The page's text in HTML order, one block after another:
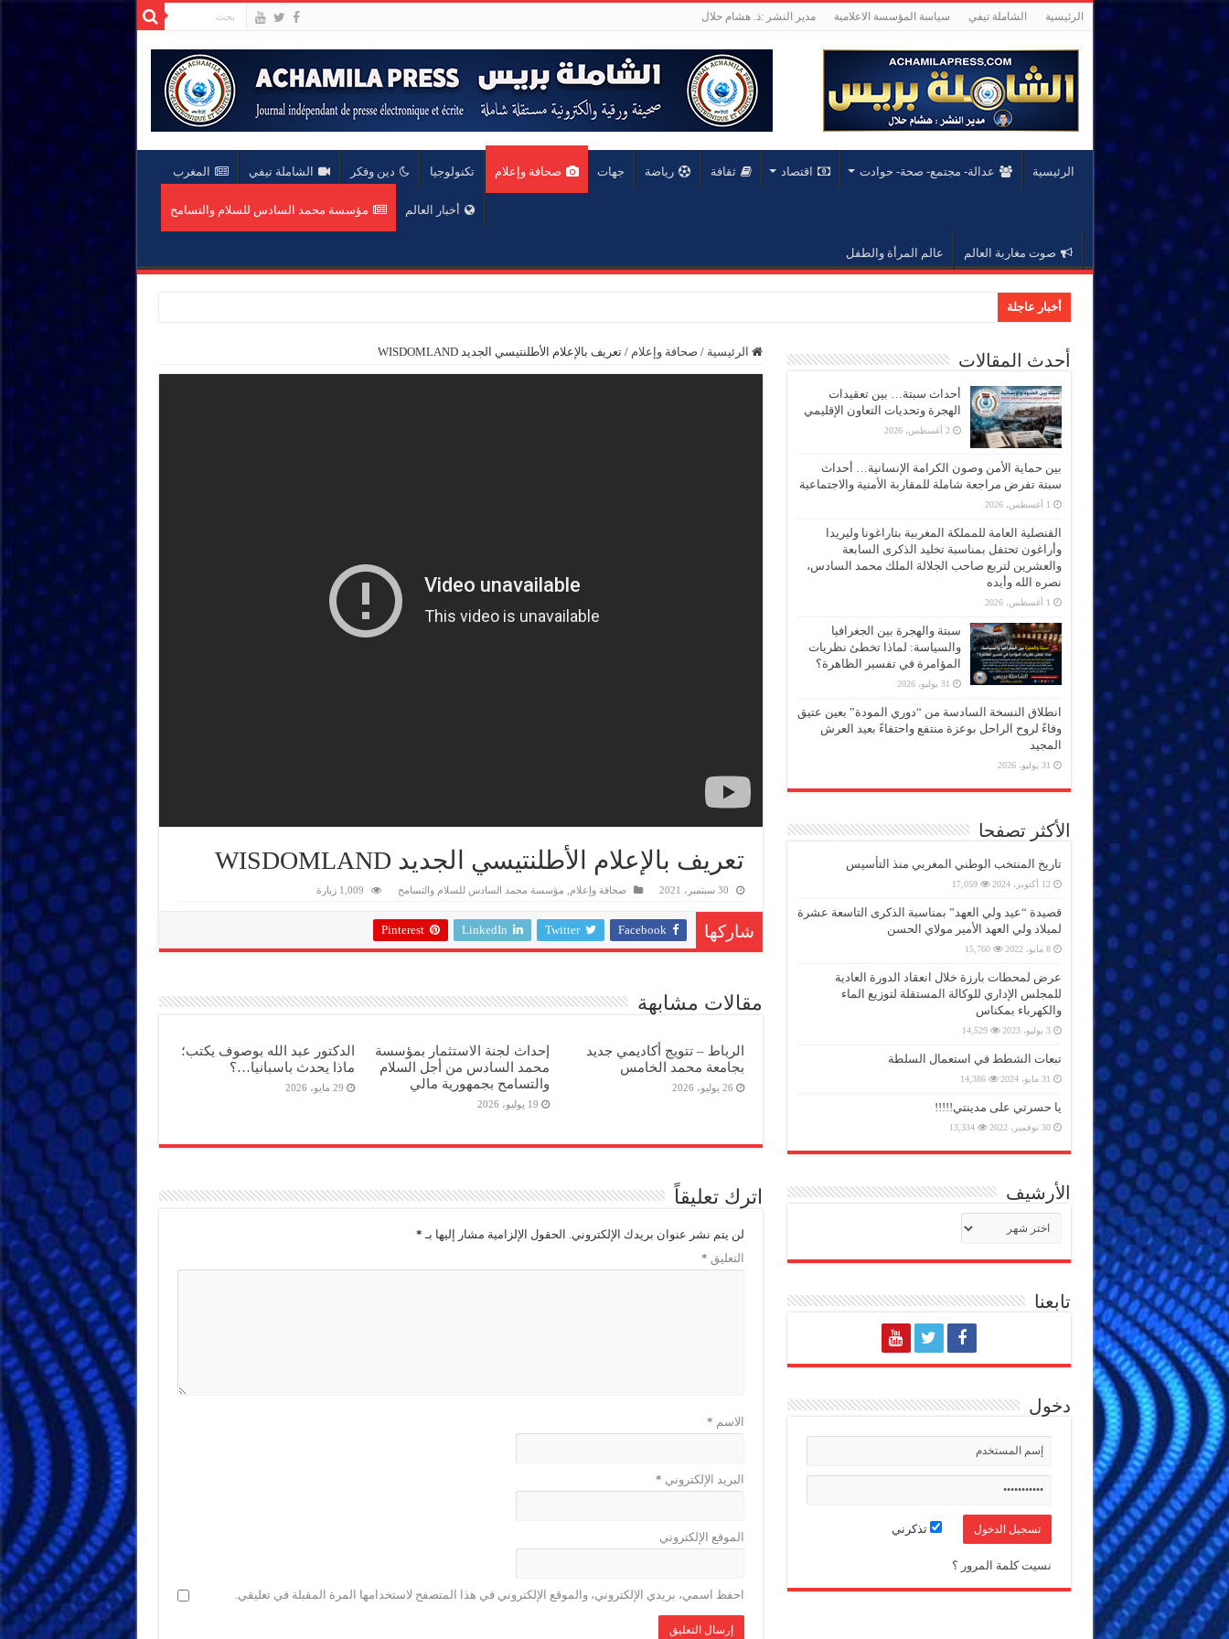
الرئيسية الشاملة تيفي سياسة المؤسسة الاعلامية مدير النشر :ذ. هشام حلال
الرئيسية عدالة- مجتمع- صحة- حوادت اقتصاد ثقافة رياضة جهات صحافة وإعلام تكنولوجيا دين وفكر الشاملة تيفي المغرب
أخبار العالم مؤسسة محمد السادس للسلام والتسامح
صوت مغاربة العالم عالم المرأة والطفل
أخبار عاجلة
الرئيسية / صحافة وإعلام / تعريف بالإعلام الأطلنتيسي الجديد WISDOMLAND
تعريف بالإعلام الأطلنتيسي الجديد WISDOMLAND
30 سبتمبر، 2021 صحافة وإعلام مؤسسة محمد السادس للسلام والتسامح 1,009 زيارة
شاركها Facebook
Twitter
LinkedIn
Pinterest
مقالات مشابهة
الرباط – تتويج أكاديمي جديد
بجامعة محمد الخامس
26 يوليو، 2026
إحداث لجنة الاستثمار بمؤسسة
محمد السادس من أجل السلام
والتسامح بجمهورية مالي
19 يوليو، 2026
الدكتور عبد الله بوصوف يكتب؛
ماذا يحدث باسبانيا…؟
29 مايو، 2026
اترك تعليقاً
لن يتم نشر عنوان بريدك الإلكتروني. الحقول الإلزامية مشار إليها بـ *
التعليق *
الاسم *
البريد الإلكتروني *
الموقع الإلكتروني
احفظ اسمي، بريدي الإلكتروني، والموقع الإلكتروني في هذا المتصفح لاستخدامها المرة المقبلة في تعليقي.
أحدث المقالات
أحداث سبتة… بين تعقيدات
الهجرة وتحديات التعاون الإقليمي
2 أغسطس، 2026
بين حماية الأمن وصون الكرامة الإنسانية… أحداث
سبتة تفرض مراجعة شاملة للمقاربة الأمنية والاجتماعية
1 أغسطس، 2026
القنصلية العامة للمملكة المغربية بتاراغونا وليريدا
وأراغون تحتفل بمناسبة تخليد الذكرى السابعة
والعشرين لتربع صاحب الجلالة الملك محمد السادس،
نصره الله وأيده
1 أغسطس، 2026
سبتة والهجرة بين الجغرافيا
والسياسة: لماذا تخطئ نظريات
المؤامرة في تفسير الظاهرة؟
31 يوليو، 2026
انطلاق النسخة السادسة من “دوري المودة” بعين عتيق
وفاءً لروح الراحل بوعزة منتفع واحتفاءً بعيد العرش
المجيد
31 يوليو، 2026
الأكثر تصفحا
تاريخ المنتخب الوطني المغربي منذ التأسيس
12 أكتوبر، 2024 17,059
قصيدة “عيد ولي العهد” بمناسبة الذكرى التاسعة عشرة
لميلاد ولي العهد الأمير مولاي الحسن
8 مايو، 2022 15,760
عرض لمحطات بارزة خلال انعقاد الدورة العادية
للمجلس الإداري للوكالة المستقلة لتوزيع الماء
والكهرباء بمكناس
3 يوليو، 2023 14,529
تبعات الشطط في استعمال السلطة
31 مايو، 2024 14,386
يا حسرتي على مدينتي!!!!!
30 نوفمبر، 2022 13,334
الأرشيف
تابعنا
دخول
تذكرني
نسيت كلمة المرور ؟